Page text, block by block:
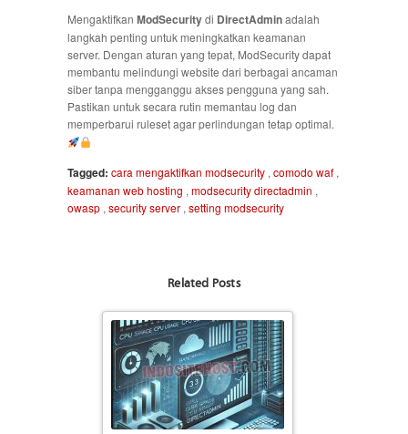
Mengaktifkan ModSecuritydi DirectAdminadalah
langkah penting untuk meningkatkan keamanan
server. Dengan aturan yang tepat, ModSecurity dapat
membantu melindungi website dari berbagai ancaman
siber tanpa mengganggu akses pengguna yang sah.
Pastikan untuk secara rutin memantau log dan
memperbarui ruleset agar perlindungan tetap optimal.
Tagged: cara mengaktifkan modsecurity , comodo waf ,
keamanan web hosting , modsecurity directadmin ,
owasp , security server , setting modsecurity
Related Posts